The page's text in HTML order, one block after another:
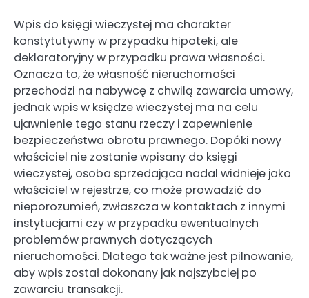
Wpis do księgi wieczystej ma charakter
konstytutywny w przypadku hipoteki, ale
deklaratoryjny w przypadku prawa własności.
Oznacza to, że własność nieruchomości
przechodzi na nabywcę z chwilą zawarcia umowy,
jednak wpis w księdze wieczystej ma na celu
ujawnienie tego stanu rzeczy i zapewnienie
bezpieczeństwa obrotu prawnego. Dopóki nowy
właściciel nie zostanie wpisany do księgi
wieczystej, osoba sprzedająca nadal widnieje jako
właściciel w rejestrze, co może prowadzić do
nieporozumień, zwłaszcza w kontaktach z innymi
instytucjami czy w przypadku ewentualnych
problemów prawnych dotyczących
nieruchomości. Dlatego tak ważne jest pilnowanie,
aby wpis został dokonany jak najszybciej po
zawarciu transakcji.